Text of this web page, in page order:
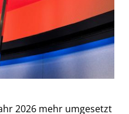
2026 mehr umgesetzt